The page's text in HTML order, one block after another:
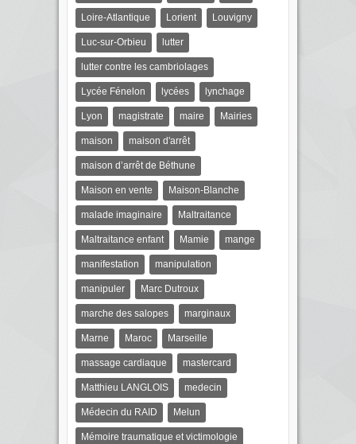
Loire-Atlantique Lorient Louvigny
Luc-sur-Orbieu lutter
lutter contre les cambriolages
Lycée Fénelon lycées lynchage
Lyon magistrate maire Mairies
maison maison d'arrêt
maison d’arrêt de Béthune
Maison en vente Maison-Blanche
malade imaginaire Maltraitance
Maltraitance enfant Mamie mange
manifestation manipulation
manipuler Marc Dutroux
marche des salopes marginaux
Marne Maroc Marseille
massage cardiaque mastercard
Matthieu LANGLOIS medecin
Médecin du RAID Melun
Mémoire traumatique et victimologie